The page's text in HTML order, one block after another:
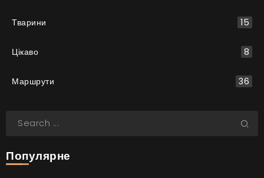
Тварини 15
Цікаво 8
Маршрути 36
Популярне